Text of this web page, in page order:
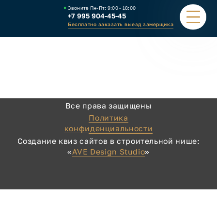
Звоните Пн-Пт: 9:00 - 18:00
+7 995 904-45-45
Бесплатно заказать выезд замерщика
КАЛЬКУЛЯТОР
КАК ЗАКАЗАТЬ
Все права защищены
Политика
конфиденциальности
Создание квиз сайтов в строительной нише:
«AVE Design Studio»